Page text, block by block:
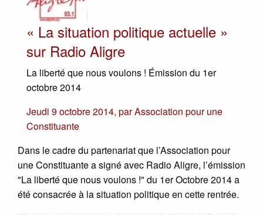
« La situation politique actuelle »
sur Radio Aligre
La liberté que nous voulons ! Émission du 1er
octobre 2014
Jeudi 9 octobre 2014, parAssociation pour une
Constituante
Dans le cadre du partenariat que l’Association pour
une Constituante a signé avec Radio Aligre, l’émission
"La liberté que nous voulons !" du 1er Octobre 2014 a
été consacrée à la situation politique en cette rentrée.